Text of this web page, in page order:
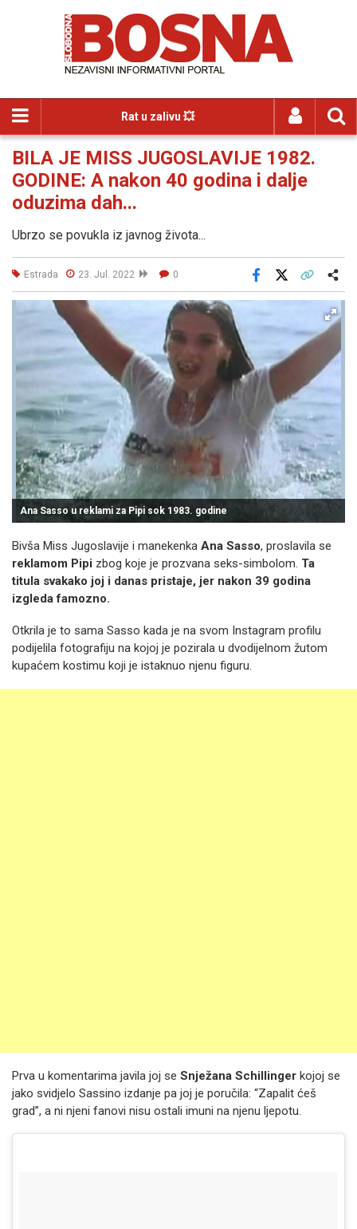
Rat u zalivu 💥
BILA JE MISS JUGOSLAVIJE 1982.
GODINE: A nakon 40 godina i dalje
oduzima dah...
Ubrzo se povukla iz javnog života...
Estrada 23. Jul. 2022 0
Facebook
Ana Sasso u reklami za Pipi sok 1983. godine
Bivša Miss Jugoslavije i manekenka Ana Sasso, proslavila se
reklamom Pipi zbog koje je prozvana seks-simbolom. Ta
titula svakako joj i danas pristaje, jer nakon 39 godina
izgleda famozno.
Otkrila je to sama Sasso kada je na svom Instagram profilu
podijelila fotografiju na kojoj je pozirala u dvodijelnom žutom
kupaćem kostimu koji je istaknuo njenu figuru.
Prva u komentarima javila joj se Snježana Schillinger kojoj se
jako svidjelo Sassino izdanje pa joj je poručila: “Zapalit ćeš
grad”, a ni njeni fanovi nisu ostali imuni na njenu ljepotu.